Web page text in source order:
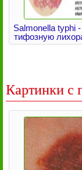
Salmonella typhi
тифозную
Картинки с